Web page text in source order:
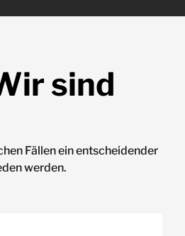
sind
Fällen ein entscheidender
werden.